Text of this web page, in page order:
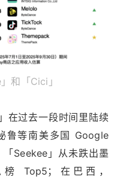
和「Cici」
在过去一段时间里陆续
鲁等南美多国 Google
Seekee」从未跌出墨
Top5；在巴西，